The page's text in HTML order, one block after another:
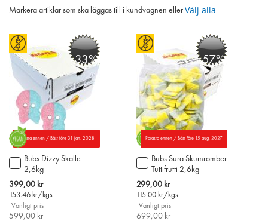
Markera artiklar som ska läggas till i kundvagnen eller Välj alla
Parasta ennen / Bäst före 31 jan. 2028
-33%
Bubs Dizzy Skalle
2,6kg
Special
Price
399,00 kr
153.46 kr/kgs
Vanligt pris
599,00 kr
Lägg
till
varukorgen
Parasta ennen / Bäst före 15 aug. 2027
-57%
Bubs Sura Skumromber
Tuttifrutti 2,6kg
Special
Price
299,00 kr
115.00 kr/kgs
Vanligt pris
699,00 kr
Lägg
till
i
varukorgen